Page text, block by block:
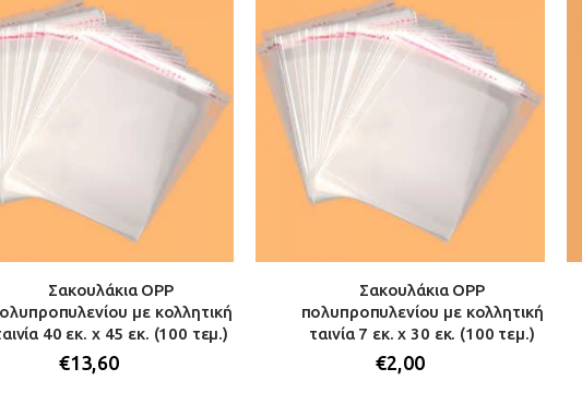
Σακουλάκια OPP
με κολλητική
40 εκ. x 45 εκ. (100 τεμ.)
€13,60
Σακουλάκια OPP
πολυπροπυλενίου με κολλητική
ταινία 7 εκ. x 30 εκ. (100 τεμ.)
€2,00